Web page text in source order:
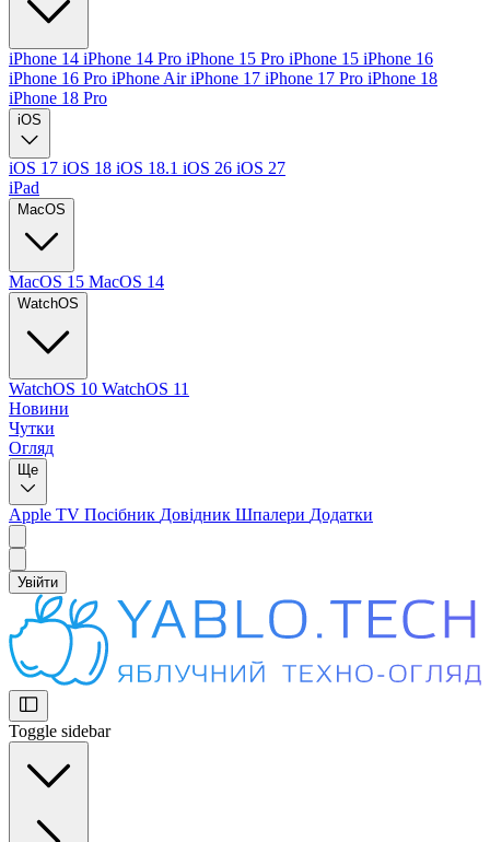
iPhone 14 iPhone 14 Pro iPhone 15 Pro iPhone 15 iPhone 16
iPhone 16 Pro iPhone AiriPhone 17 iPhone 17 Pro iPhone 18
iPhone 18 Pro
iOS
iOS 17 iOS 18 iOS 18.1 iOS 26 iOS 27
iPad
MacOS
MacOS 15 MacOS 14
WatchOS
WatchOS 10 WatchOS 11
Новини
Чутки
Огляд
Ще
Apple TV Посібник Довідник Шпалери Додатки
Увійти
Toggle sidebar